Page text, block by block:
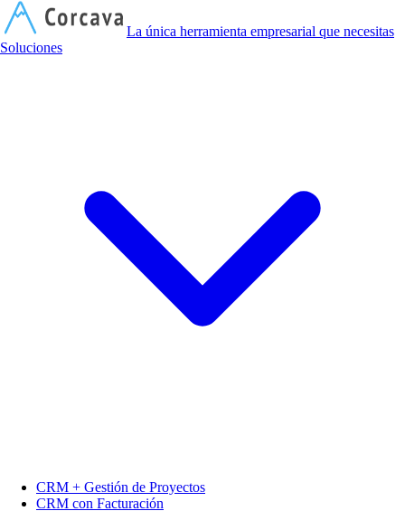
La única herramienta empresarial que necesitas
Soluciones
CRM + Gestión de Proyectos
CRM con Facturación